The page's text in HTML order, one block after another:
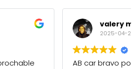
professionnalisme.